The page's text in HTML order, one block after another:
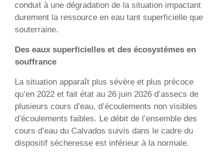
conduit à une dégradation de la situation impactant
durement la ressource en eau tant superficielle que
souterraine.
Des eaux superficielles et des écosystèmes en
souffrance
La situation apparaît plus sévère et plus précoce
qu’en 2022 et fait état au 26 juin 2026 d’assecs de
plusieurs cours d’eau, d’écoulements non visibles
d’écoulements faibles. Le débit de l’ensemble des
cours d’eau du Calvados suivis dans le cadre du
dispositif sécheresse est inférieur à la normale.